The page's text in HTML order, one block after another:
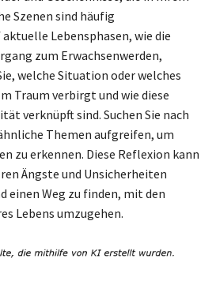
Szenen sind häufig
Lebensphasen, wie die
zum Erwachsenwerden,
welche Situation oder welches
Traum verbirgt und wie diese
verknüpft sind. Suchen Sie nach
Themen aufgreifen, um
zu erkennen. Diese Reflexion kann
Ängste und Unsicherheiten
einen Weg zu finden, mit den
Lebens umzugehen.